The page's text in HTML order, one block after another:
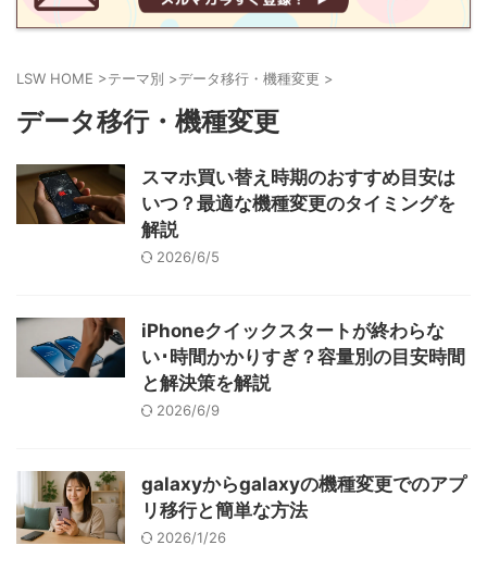
LSW HOME >テーマ別 >データ移行・機種変更 >
データ移行・機種変更
スマホ買い替え時期のおすすめ目安は
いつ？最適な機種変更のタイミングを
解説
2026/6/5
iPhoneクイックスタートが終わらな
い･時間かかりすぎ？容量別の目安時間
と解決策を解説
2026/6/9
galaxyからgalaxyの機種変更でのアプ
リ移行と簡単な方法
2026/1/26